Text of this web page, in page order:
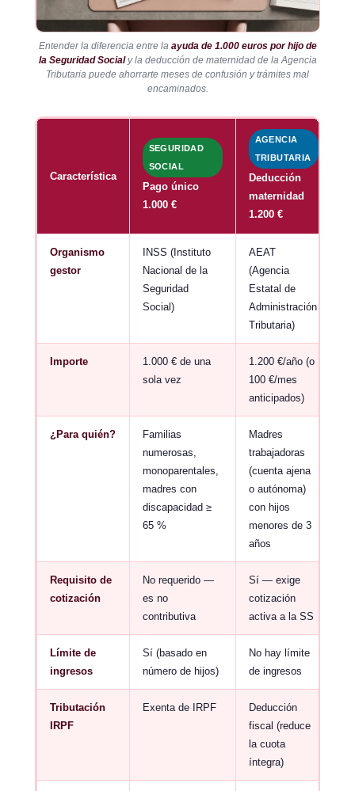
Entender la diferencia entre la ayuda de 1.000 euros por hijo de
la Seguridad Socialy la deducción de maternidad de la Agencia
Tributaria puede ahorrarte meses de confusión y trámites mal
encaminados.
Característica
SEGURIDAD
SOCIAL
Pago único
1.000 €
AGENCIA
TRIBUTARIA
Deducción
maternidad
1.200 €
Organismo
gestor
INSS (Instituto
Nacional de la
Seguridad
Social)
AEAT
(Agencia
Estatal de
Administración
Tributaria)
Importe
1.000 € de una
sola vez
1.200 €/año (o
100 €/mes
anticipados)
¿Para quién?
Familias
numerosas,
monoparentales,
madres con
discapacidad ≥
65 %
Madres
trabajadoras
(cuenta ajena
o autónoma)
con hijos
menores de 3
años
Requisito de
cotización
No requerido —
es no
contributiva
Sí — exige
cotización
activa a la SS
Límite de
ingresos
Sí (basado en
número de hijos)
No hay límite
de ingresos
Tributación
IRPF
Exenta de IRPF
Deducción
fiscal (reduce
la cuota
íntegra)